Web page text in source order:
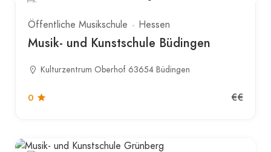
Öffentliche Musikschule Hessen
Musik- und Kunstschule Büdingen
Kulturzentrum Oberhof 63654 Büdingen
0 €€